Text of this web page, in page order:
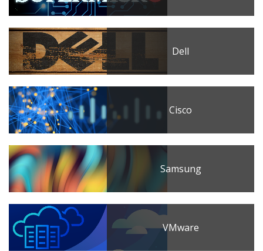
Dell
Cisco
Samsung
VMware